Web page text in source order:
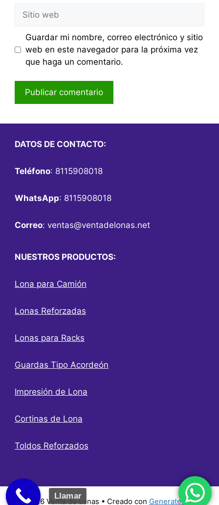
Sitio
web
Guardar mi nombre, correo electrónico y sitio
web en este navegador para la próxima vez
que haga un comentario.
DATOS DE CONTACTO:
Teléfono: 8115908018
WhatsApp: 8115908018
Correo: ventas@ventadelonas.net
NUESTROS PRODUCTOS:
Lona para Camión
Lonas Reforzadas
Lonas para Racks
Guardas Tipo Acordeón
Impresión de Lona
Cortinas de Lona
Toldos Reforzados
© 2026 Venta de Lonas • Creado con GeneratePress
Llamar